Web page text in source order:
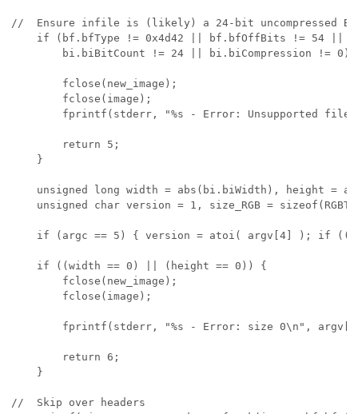
//  Ensure infile is (likely) a 24-bit uncompressed
if (bf.bfType != 0x4d42 || bf.bfOffBits != 54 ||
bi.biBitCount != 24 || bi.biCompression != 0)
fclose(new_image);
fclose(image);
fprintf(stderr, "%s - Error: Unsupported file
return 5;
}
unsigned long width = abs(bi.biWidth), height =
unsigned char version = 1, size_RGB =
if (argc == 5) { version = atoi( argv[4] ); if
if ((width == 0) || (height == 0)) {
fclose(new_image);
fclose(image);
fprintf(stderr, "%s - Error: size 0\n",
return 6;
}
//  Skip over headers